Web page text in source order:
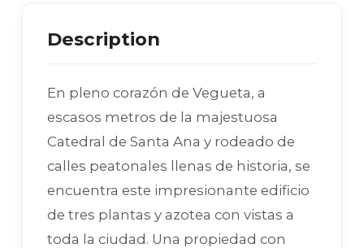
Description
En pleno corazón de Vegueta, a
escasos metros de la majestuosa
Catedral de Santa Ana y rodeado de
calles peatonales llenas de historia, se
encuentra este impresionante edificio
de tres plantas y azotea con vistas a
toda la ciudad. Una propiedad con